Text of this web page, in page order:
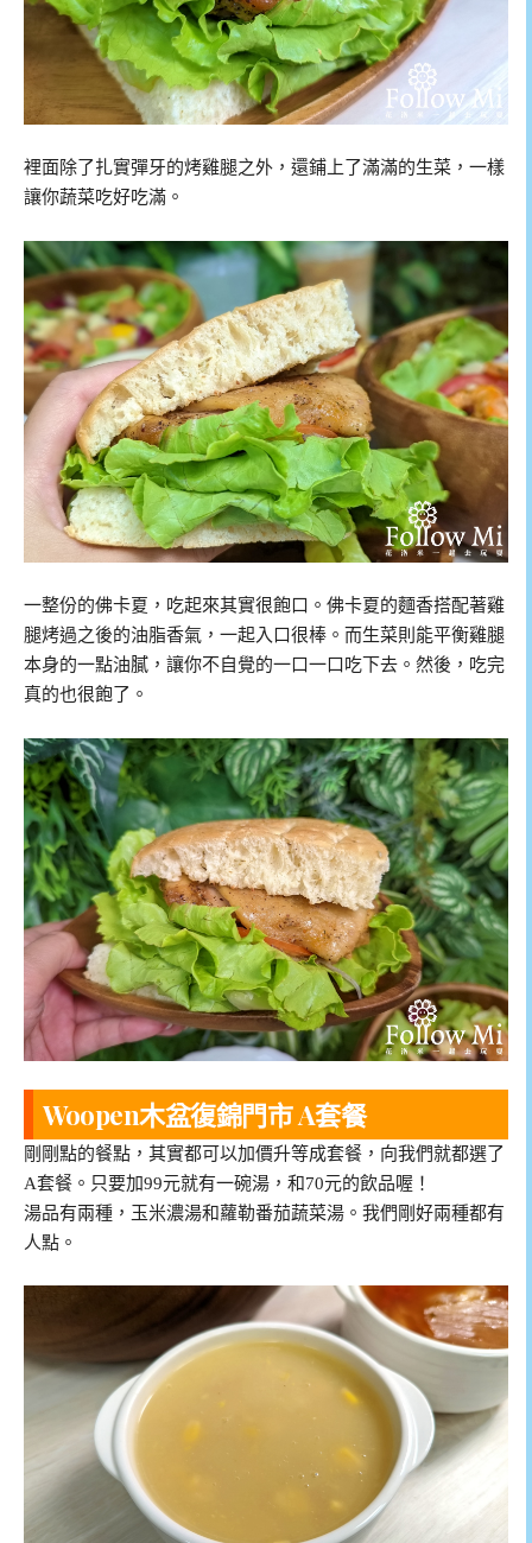
裡面除了扎實彈牙的烤雞腿之外，還鋪上了滿滿的生菜，一樣
讓你蔬菜吃好吃滿。
一整份的佛卡夏，吃起來其實很飽口。佛卡夏的麵香搭配著雞
腿烤過之後的油脂香氣，一起入口很棒。而生菜則能平衡雞腿
本身的一點油膩，讓你不自覺的一口一口吃下去。然後，吃完
真的也很飽了。
Woopen木盆復錦門市 A套餐
剛剛點的餐點，其實都可以加價升等成套餐，向我們就都選了
A套餐。只要加99元就有一碗湯，和70元的飲品喔！
湯品有兩種，玉米濃湯和蘿勒番茄蔬菜湯。我們剛好兩種都有
人點。